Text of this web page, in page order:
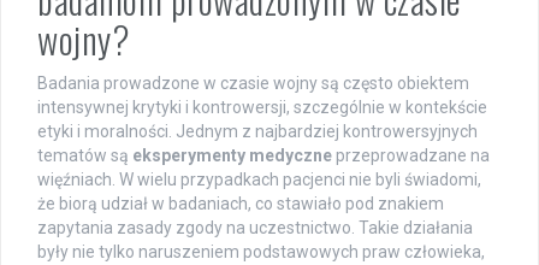
wojny?
Badania prowadzone w czasie wojny są często obiektem
intensywnej krytyki i kontrowersji, szczególnie w kontekście
etyki i moralności. Jednym z najbardziej kontrowersyjnych
tematów są eksperymenty medyczne przeprowadzane na
więźniach. W wielu przypadkach pacjenci nie byli świadomi,
że biorą udział w badaniach, co stawiało pod znakiem
zapytania zasady zgody na uczestnictwo. Takie działania
były nie tylko naruszeniem podstawowych praw człowieka,